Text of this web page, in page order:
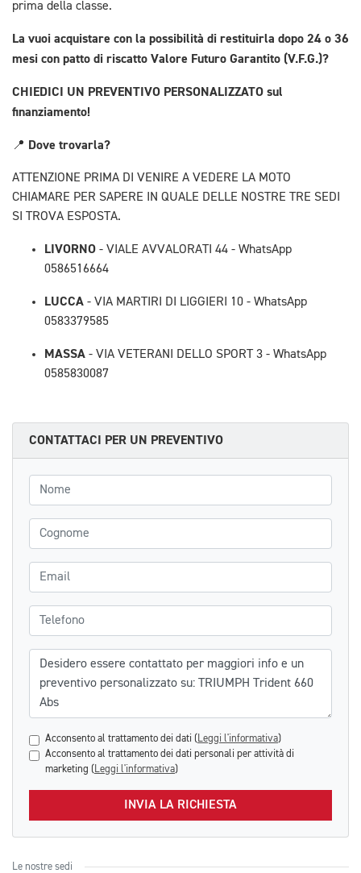
prima della classe.
La vuoi acquistare con la possibilità di restituirla dopo 24 o 36
mesi con patto di riscatto Valore Futuro Garantito (V.F.G.)?
CHIEDICI UN PREVENTIVO PERSONALIZZATO sul
finanziamento!
📍 Dove trovarla?
ATTENZIONE PRIMA DI VENIRE A VEDERE LA MOTO
CHIAMARE PER SAPERE IN QUALE DELLE NOSTRE TRE SEDI
SI TROVA ESPOSTA.
LIVORNO - VIALE AVVALORATI 44 - WhatsApp
0586516664
LUCCA - VIA MARTIRI DI LIGGIERI 10 - WhatsApp
0583379585
MASSA - VIA VETERANI DELLO SPORT 3 - WhatsApp
0585830087
CONTATTACI PER UN PREVENTIVO
Nome
Cognome
Email
Telefono
Messaggio
Acconsento al trattamento dei dati ( Leggi l'informativa)
Acconsento al trattamento dei dati personali per attività di
marketing ( Leggi l'informativa)
INVIA LA RICHIESTA
Le nostre sedi